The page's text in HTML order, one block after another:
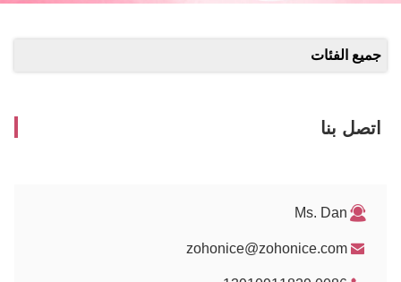
جميع الفئات
اتصل بنا
Ms. Dan
zohonice@zohonice.com